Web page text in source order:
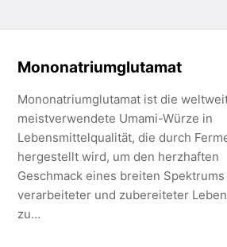
Mononatriumglutamat
Mononatriumglutamat ist die
meistverwendete Umami-Würze in
Lebensmittelqualität, die durch
hergestellt wird, um den herzhaften
Geschmack eines breiten Spektrums
verarbeiteter und zubereiteter
zu…